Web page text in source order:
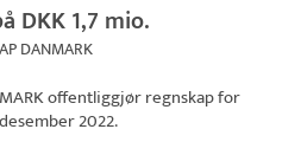
DKK 1,7 mio.
DANMARK
offentliggjør regnskap for
2022.